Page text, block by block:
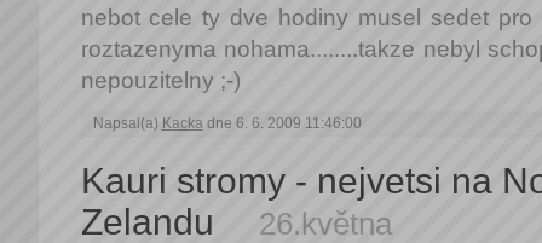
nebot cele ty dve hodiny musel sedet
roztazenyma nohama........takze nebyl
nepouzitelny ;-)
Napsal(a) Kackadne 6. 6. 2009 11:46:00
Kauri stromy - nejvetsi na
Zelandu
26.května